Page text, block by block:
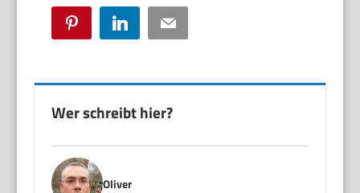
Pinterest LinkedIn Email
Wer schreibt hier?
Oliver